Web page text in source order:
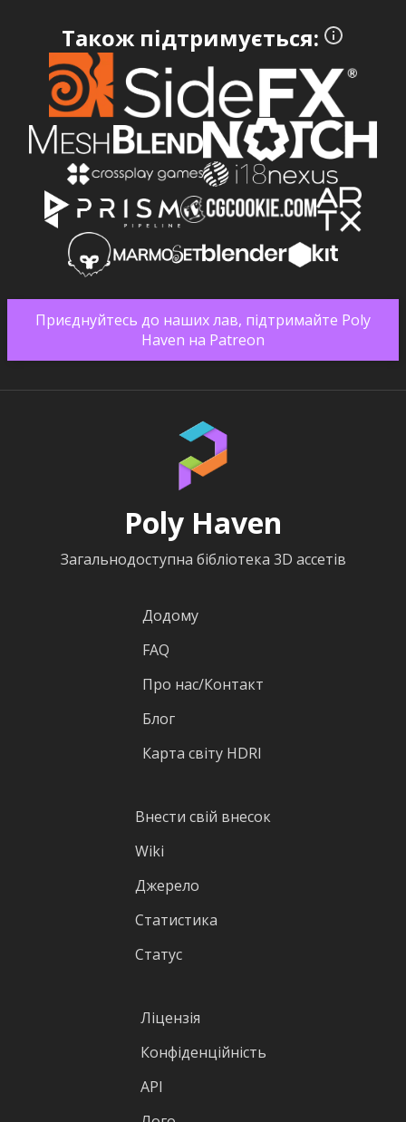
Також підтримується:
Приєднуйтесь до наших лав, підтримайте Poly
Haven на Patreon
Poly Haven
Загальнодоступна бібліотека 3D ассетів
Додому
FAQ
Про нас/Контакт
Блог
Карта світу HDRI
Внести свій внесок
Wiki
Джерело
Статистика
Статус
Ліцензія
Конфіденційність
API